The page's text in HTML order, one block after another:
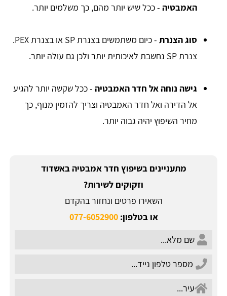
האמבטיה - ככל שיש יותר מהם, כך משלמים יותר.
סוג הצנרת
- כיום משתמשים בצנרת SP או בצנרת PEX.
צנרת SP נחשבת לאיכותית יותר ולכן גם עולה יותר.
גישה נוחה אל חדר האמבטיה - ככל שקשה יותר להגיע
אל הדירה ואל חדר האמבטיה וצריך להזמין מנוף, כך
מחיר השיפוץ יהיה גבוה יותר.
מתעניינים בשיפוץ חדר אמבטיה באשדוד
וזקוקים לשירות?
השאירו פרטים ונחזור בהקדם
או בטלפון:077-6052900